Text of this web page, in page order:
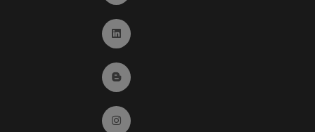
Ir a Linkedin (abre en ventana nueva)
Ir al Blog (abre en ventana nueva)
Ir a Instagram (abre en ventana nueva)